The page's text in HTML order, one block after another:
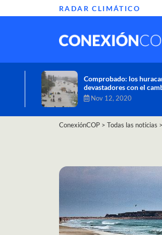
RADAR CLIMÁTICO
Informe de la ONU alerta
efectos del cambio
Oct 26, 2020
ConexiónCOP > Todas las noticias >